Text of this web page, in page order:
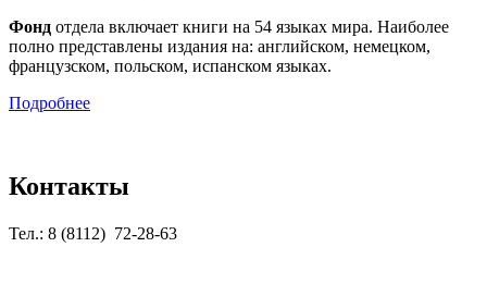
Фонд отдела включает книги на 54 языках мира. Наиболее
полно представлены издания на: английском, немецком,
французском, польском, испанском языках.
Подробнее
Контакты
Тел.: 8 (8112) 72-28-63